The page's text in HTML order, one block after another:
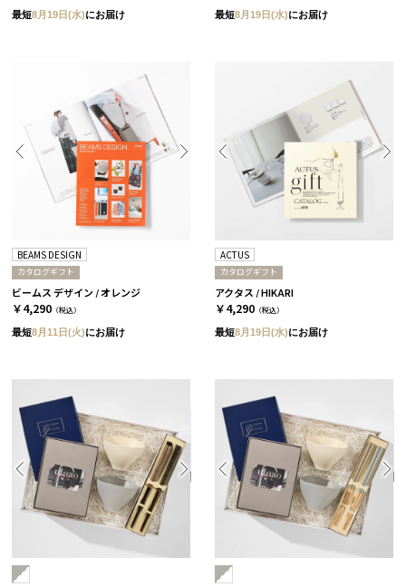
最短8月19日(水)にお届け 最短8月19日(水)にお届け
BEAMS DESIGN
カタログギフト
ビームス デザイン / オレンジ
￥4,290 （税込）
最短8月11日(火)にお届け
ACTUS
カタログギフト
アクタス / HIKARI
￥4,290 （税込）
最短8月19日(水)にお届け